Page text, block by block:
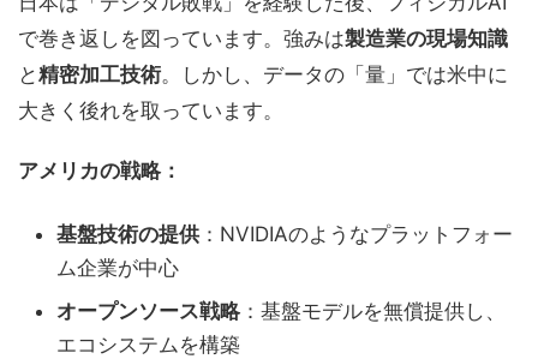
で巻き返しを図っています。強みは製造業の現場知識
と精密加工技術。しかし、データの「量」では米中に
大きく後れを取っています。
アメリカの戦略：
基盤技術の提供 ：NVIDIAのようなプラットフォー
ム企業が中心
オープンソース戦略 ：基盤モデルを無償提供し、
エコシステムを構築